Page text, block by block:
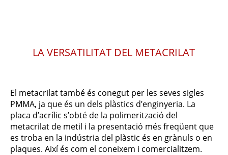
LA VERSATILITAT DEL METACRILAT
El metacrilat també és conegut per les seves sigles
PMMA, ja que és un dels plàstics d’enginyeria. La
placa d’acrílic s’obté de la polimerització del
metacrilat de metil i la presentació més freqüent que
es troba en la indústria del plàstic és en grànuls o en
plaques. Així és com el coneixem i comercialitzem.